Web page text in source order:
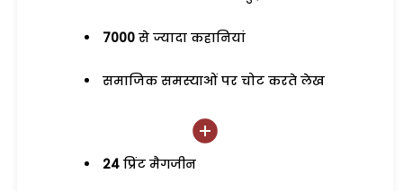
7000 से ज्यादा कहानियां
समाजिक समस्याओं पर चोट करते लेख
24 प्रिंट मैगजीन